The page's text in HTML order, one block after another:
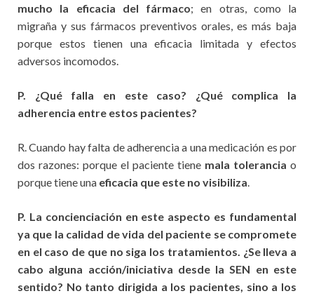
mucho la eficacia del fármaco; en otras, como la
migraña y sus fármacos preventivos orales, es más baja
porque estos tienen una eficacia limitada y efectos
adversos incomodos.
P. ¿Qué falla en este caso? ¿Qué complica la
adherencia entre estos pacientes?
R. Cuando hay falta de adherencia a una medicación es por
dos razones: porque el paciente tiene mala tolerancia o
porque tiene una eficacia que este no visibiliza
P. La concienciación en este aspecto es fundamental
ya que la calidad de vida del paciente se compromete
en el caso de que no siga los tratamientos. ¿Se lleva a
cabo alguna acción/iniciativa desde la SEN en este
sentido? No tanto dirigida a los pacientes, sino a los